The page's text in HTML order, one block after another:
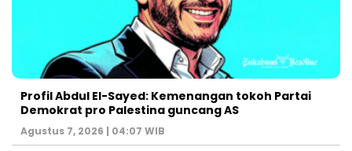
Profil Abdul El-Sayed: Kemenangan tokoh Partai
Demokrat pro Palestina guncang AS
Agustus 7, 2026 | 04:07 WIB